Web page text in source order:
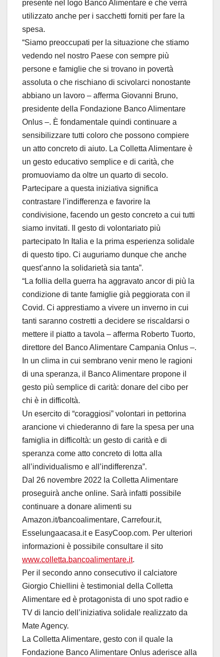
presente nel logo Banco Alimentare e che verrà
utilizzato anche per i sacchetti forniti per fare la
spesa.
“Siamo preoccupati per la situazione che stiamo
vedendo nel nostro Paese con sempre più
persone e famiglie che si trovano in povertà
assoluta o che rischiano di scivolarci nonostante
abbiano un lavoro – afferma Giovanni Bruno,
presidente della Fondazione Banco Alimentare
Onlus –. È fondamentale quindi continuare a
sensibilizzare tutti coloro che possono compiere
un atto concreto di aiuto. La Colletta Alimentare è
un gesto educativo semplice e di carità, che
promuoviamo da oltre un quarto di secolo.
Partecipare a questa iniziativa significa
contrastare l’indifferenza e favorire la
condivisione, facendo un gesto concreto a cui tutti
siamo invitati. Il gesto di volontariato più
partecipato In Italia e la prima esperienza solidale
di questo tipo. Ci auguriamo dunque che anche
quest’anno la solidarietà sia tanta”.
“La follia della guerra ha aggravato ancor di più la
condizione di tante famiglie già peggiorata con il
Covid. Ci apprestiamo a vivere un inverno in cui
tanti saranno costretti a decidere se riscaldarsi o
mettere il piatto a tavola – afferma Roberto Tuorto,
direttore del Banco Alimentare Campania Onlus –.
In un clima in cui sembrano venir meno le ragioni
di una speranza, il Banco Alimentare propone il
gesto più semplice di carità: donare del cibo per
chi è in difficoltà.
Un esercito di “coraggiosi” volontari in pettorina
arancione vi chiederanno di fare la spesa per una
famiglia in difficoltà: un gesto di carità e di
speranza come atto concreto di lotta alla
all’individualismo e all’indifferenza”.
Dal 26 novembre 2022 la Colletta Alimentare
proseguirà anche online. Sarà infatti possibile
continuare a donare alimenti su
Amazon.it/bancoalimentare, Carrefour.it,
Esselungaacasa.it e EasyCoop.com. Per ulteriori
informazioni è possibile consultare il sito
www.colletta.bancoalimentare.it.
Per il secondo anno consecutivo il calciatore
Giorgio Chiellini è testimonial della Colletta
Alimentare ed è protagonista di uno spot radio e
TV di lancio dell’iniziativa solidale realizzato da
Mate Agency.
La Colletta Alimentare, gesto con il quale la
Fondazione Banco Alimentare Onlus aderisce alla